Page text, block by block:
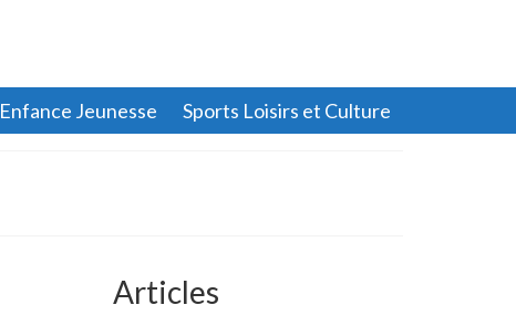
Enfance Jeunesse Sports Loisirs et Culture
Articles